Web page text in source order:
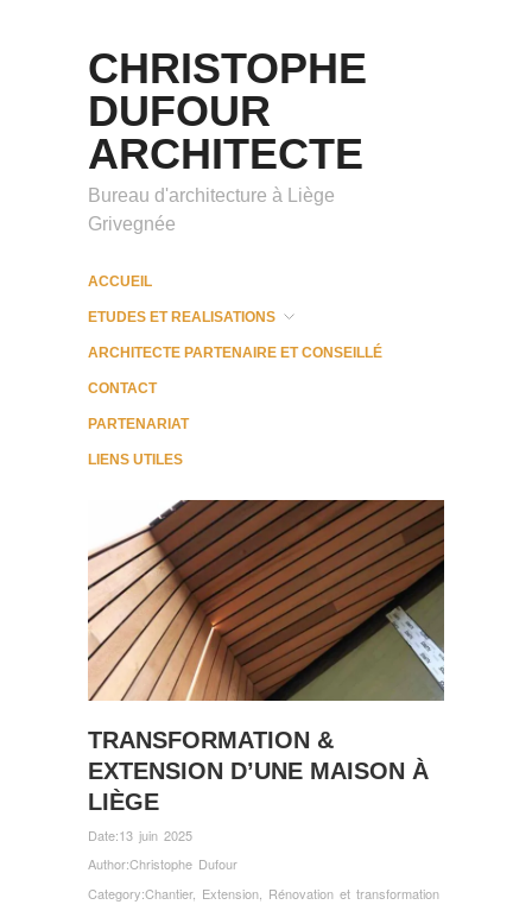
CHRISTOPHE
DUFOUR
ARCHITECTE
Bureau d'architecture à Liège
Grivegnée
ACCUEIL
ETUDES ET REALISATIONS
ARCHITECTE PARTENAIRE ET CONSEILLÉ
CONTACT
PARTENARIAT
LIENS UTILES
TRANSFORMATION &
EXTENSION D’UNE MAISON À
LIÈGE
Date:13 juin 2025
Author:Christophe Dufour
Category:Chantier, Extension Rénovation et transformation